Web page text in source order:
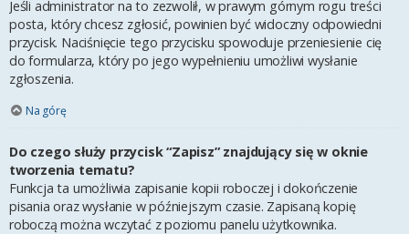
Jeśli administrator na to zezwolił, w prawym górnym rogu treści
posta, który chcesz zgłosić, powinien być widoczny odpowiedni
przycisk. Naciśnięcie tego przycisku spowoduje przeniesienie cię
do formularza, który po jego wypełnieniu umożliwi wysłanie
zgłoszenia.
Na górę
Do czego służy przycisk “Zapisz” znajdujący się w oknie
tworzenia tematu?
Funkcja ta umożliwia zapisanie kopii roboczej i dokończenie
pisania oraz wysłanie w późniejszym czasie. Zapisaną kopię
roboczą można wczytać z poziomu panelu użytkownika.